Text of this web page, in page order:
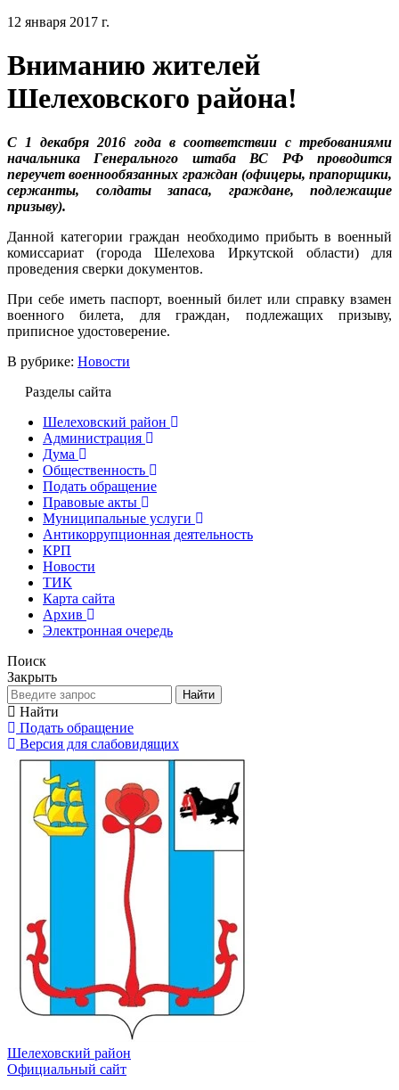
12 января 2017 г.
Вниманию жителей
Шелеховского района!
С 1 декабря 2016 года в соответствии с требованиями
начальника Генерального штаба ВС РФ проводится
переучет военнообязанных граждан (офицеры, прапорщики,
сержанты, солдаты запаса, граждане, подлежащие
призыву).
Данной категории граждан необходимо прибыть в военный
комиссариат (города Шелехова Иркутской области) для
проведения сверки документов.
При себе иметь паспорт, военный билет или справку взамен
военного билета, для граждан, подлежащих призыву,
приписное удостоверение.
В рубрике: Новости
Разделы сайта
Шелеховский район
Администрация
Дума
Общественность
Подать обращение
Правовые акты
Муниципальные услуги
Антикоррупционная деятельность
КРП
Новости
ТИК
Карта сайта
Архив
Электронная очередь
Поиск
Закрыть
Найти
Найти
Подать обращение
Версия для слабовидящих
Шелеховский район
Официальный сайт